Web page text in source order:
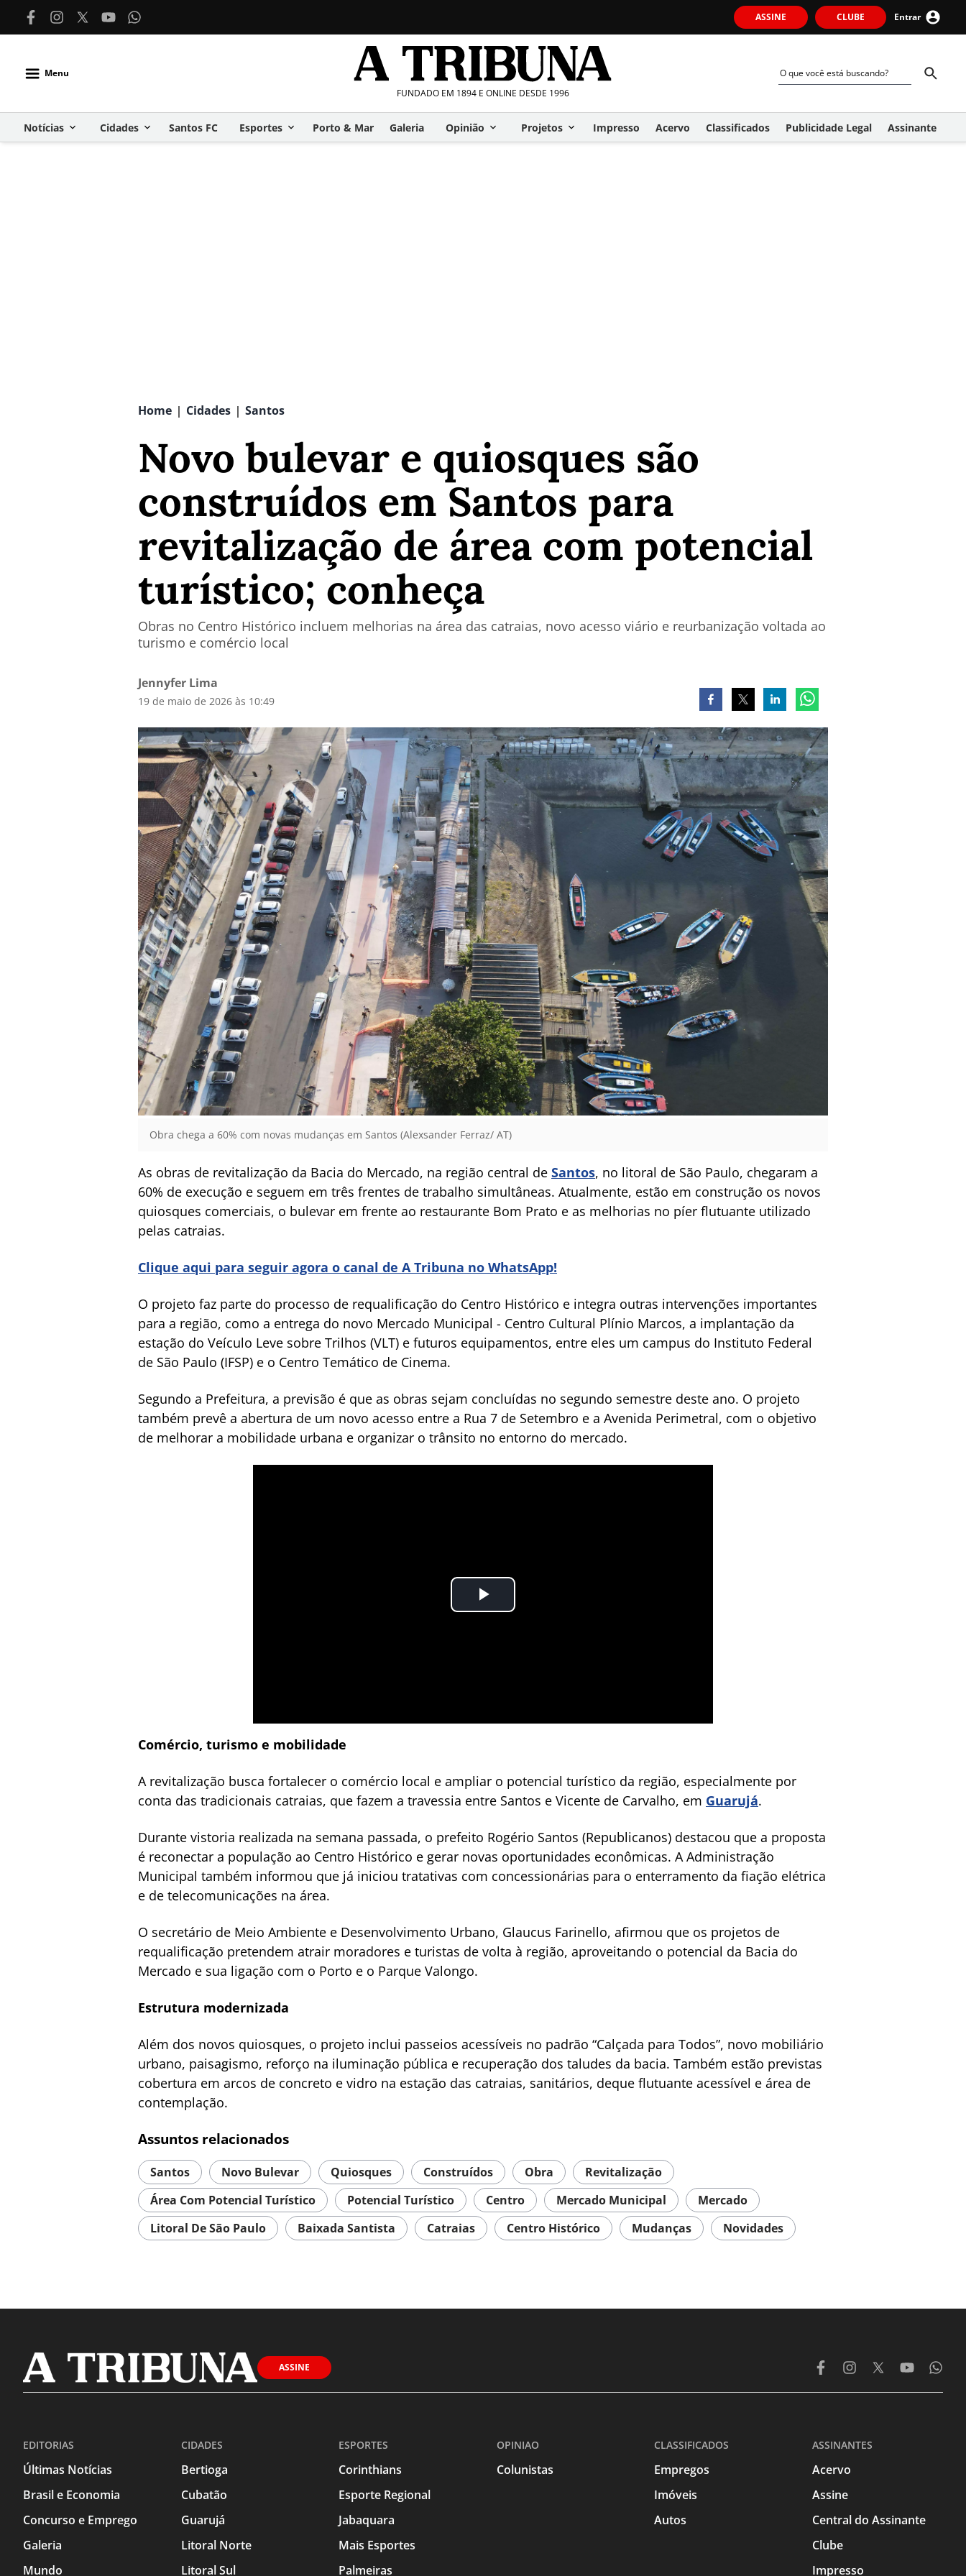
ASSINE CLUBE Entrar
Menu
FUNDADO EM 1894 E ONLINE DESDE 1996
Notícias Cidades Santos FC Esportes Porto & Mar Galeria Opinião Projetos Impresso Acervo Classificados Publicidade Legal Assinante
Home | Cidades | Santos
Novo bulevar e quiosques são
construídos em Santos para
revitalização de área com potencial
turístico; conheça
Obras no Centro Histórico incluem melhorias na área das catraias, novo acesso viário e reurbanização voltada ao
turismo e comércio local
Jennyfer Lima
19 de maio de 2026 às 10:49
Obra chega a 60% com novas mudanças em Santos (Alexsander Ferraz/ AT)
As obras de revitalização da Bacia do Mercado, na região central de Santos, no litoral de São Paulo, chegaram a
60% de execução e seguem em três frentes de trabalho simultâneas. Atualmente, estão em construção os novos
quiosques comerciais, o bulevar em frente ao restaurante Bom Prato e as melhorias no píer flutuante utilizado
pelas catraias.
Clique aqui para seguir agora o canal de A Tribuna no WhatsApp!
O projeto faz parte do processo de requalificação do Centro Histórico e integra outras intervenções importantes
para a região, como a entrega do novo Mercado Municipal - Centro Cultural Plínio Marcos, a implantação da
estação do Veículo Leve sobre Trilhos (VLT) e futuros equipamentos, entre eles um campus do Instituto Federal
de São Paulo (IFSP) e o Centro Temático de Cinema.
Segundo a Prefeitura, a previsão é que as obras sejam concluídas no segundo semestre deste ano. O projeto
também prevê a abertura de um novo acesso entre a Rua 7 de Setembro e a Avenida Perimetral, com o objetivo
de melhorar a mobilidade urbana e organizar o trânsito no entorno do mercado.
Comércio, turismo e mobilidade
A revitalização busca fortalecer o comércio local e ampliar o potencial turístico da região, especialmente por
conta das tradicionais catraias, que fazem a travessia entre Santos e Vicente de Carvalho, em Guarujá.
Durante vistoria realizada na semana passada, o prefeito Rogério Santos (Republicanos) destacou que a proposta
é reconectar a população ao Centro Histórico e gerar novas oportunidades econômicas. A Administração
Municipal também informou que já iniciou tratativas com concessionárias para o enterramento da fiação elétrica
e de telecomunicações na área.
O secretário de Meio Ambiente e Desenvolvimento Urbano, Glaucus Farinello, afirmou que os projetos de
requalificação pretendem atrair moradores e turistas de volta à região, aproveitando o potencial da Bacia do
Mercado e sua ligação com o Porto e o Parque Valongo.
Estrutura modernizada
Além dos novos quiosques, o projeto inclui passeios acessíveis no padrão “Calçada para Todos”, novo mobiliário
urbano, paisagismo, reforço na iluminação pública e recuperação dos taludes da bacia. Também estão previstas
cobertura em arcos de concreto e vidro na estação das catraias, sanitários, deque flutuante acessível e área de
contemplação.
Assuntos relacionados
Santos Novo Bulevar Quiosques Construídos Obra
Revitalização
Área Com Potencial Turístico
Potencial Turístico Centro Mercado Municipal
Mercado
Litoral De São Paulo
Baixada Santista Catraias Centro Histórico Mudanças Novidades
ASSINE
EDITORIAS
Últimas Notícias
Brasil e Economia
Concurso e Emprego
Galeria
Mundo
CIDADES
Bertioga
Cubatão
Guarujá
Litoral Norte
Litoral Sul
ESPORTES
Corinthians
Esporte Regional
Jabaquara
Mais Esportes
Palmeiras
OPINIAO
Colunistas
CLASSIFICADOS
Empregos
Imóveis
Autos
ASSINANTES
Acervo
Assine
Central do Assinante
Clube
Impresso